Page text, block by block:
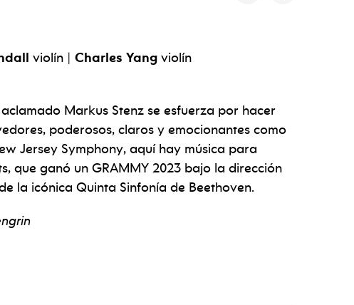
violín | Charles Yang violín
Markus Stenz se esfuerza por hacer
poderosos, claros y emocionantes como
Jersey Symphony, aquí hay música para
que ganó un GRAMMY 2023 bajo la dirección
la icónica Quinta Sinfonía de Beethoven.